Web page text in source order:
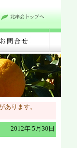
ります。
2012年 5月30日